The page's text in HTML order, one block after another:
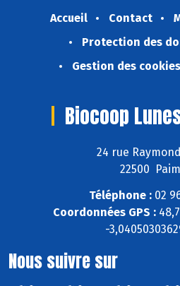
Accueil Contact
Protection des
Gestion des cookies
Biocoop
24 rue
22500
Téléphone :02
Coordonnées GPS :
-
Nous suivre sur